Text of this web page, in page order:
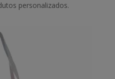
personalizados.